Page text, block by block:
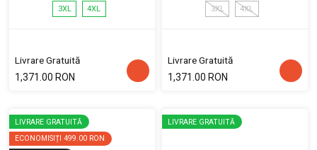
3XL 4XL
Livrare Gratuită
1,371.00 RON
3XL 4XL
Livrare Gratuită
1,371.00 RON
LIVRARE GRATUITĂ
ECONOMISIȚI 499.00 RON
LIVRARE GRATUITĂ